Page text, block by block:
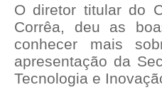
O diretor titular do
Corrêa, deu as
conhecer mais
apresentação da
Tecnologia e